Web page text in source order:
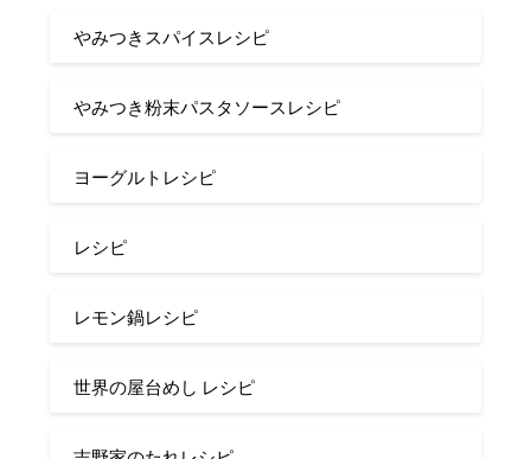
やみつきスパイスレシピ
やみつき粉末パスタソースレシピ
ヨーグルトレシピ
レシピ
レモン鍋レシピ
世界の屋台めし レシピ